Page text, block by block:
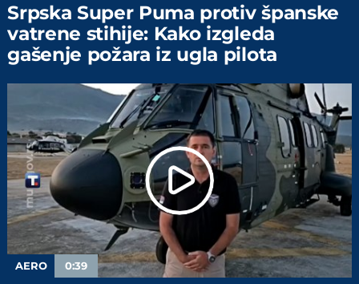
Srpska Super Puma protiv španske
vatrene stihije: Kako izgleda
gašenje požara iz ugla pilota
AERO 0:39